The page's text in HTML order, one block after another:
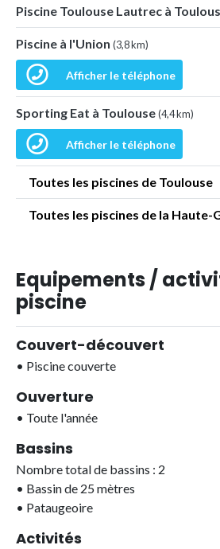
Piscine Toulouse Lautrec à
Piscine à l'Union (3,8 km)
Afficher le téléphone
Sporting Eat à Toulouse(4,4 km)
Afficher le téléphone
Toutes les piscines de Toulouse
Toutes les piscines de la Haute-
Equipements /
piscine
Couvert-découvert
• Piscine couverte
Ouverture
• Toute l'année
Bassins
Nombre total de bassins : 2
• Bassin de 25 mètres
• Pataugeoire
Activités